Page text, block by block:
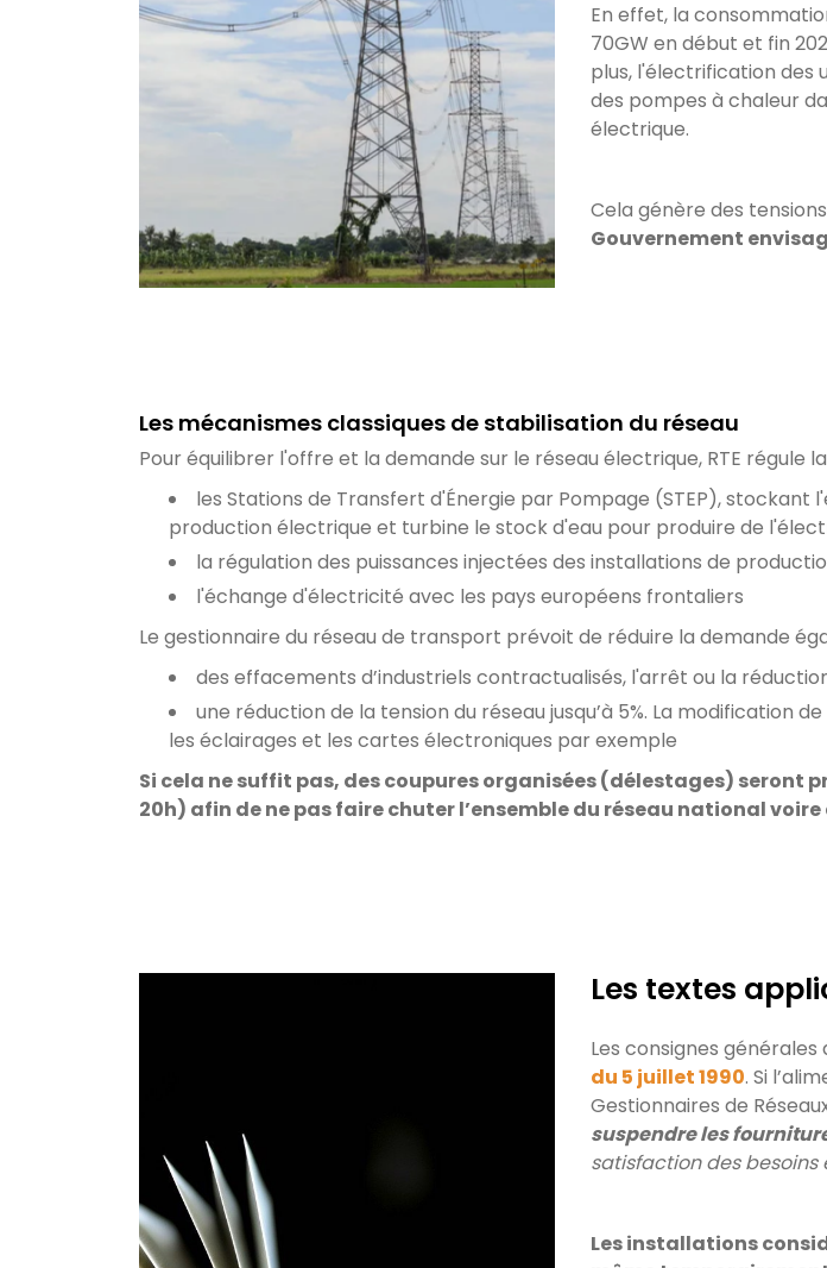
En effet, la
70GW en début et fin
plus, l'électrification des
des pompes à chaleur
électrique.
Cela génère des
Gouvernement
Les mécanismes classiques de stabilisation du réseau
Pour équilibrer l'offre et la demande sur le réseau électrique, RTE régule
les Stations de Transfert d'Énergie par Pompage (STEP),
production électrique et turbine le stock d'eau pour produire de
la régulation des puissances injectées des installations de
l'échange d'électricité avec les pays européens frontaliers
Le gestionnaire du réseau de transport prévoit de réduire la demande
des effacements d’industriels contractualisés, l'arrêt ou la
une réduction de la tension du réseau jusqu’à 5%. La
les éclairages et les cartes électroniques par exemple
Si cela ne suffit pas, des coupures organisées (délestages) seront
20h) afin de ne pas faire chuter l’ensemble du réseau national voire
Les textes
Les consignes
du 5 juillet 1990. Si
Gestionnaires de
suspendre les
satisfaction des besoins
Les installations